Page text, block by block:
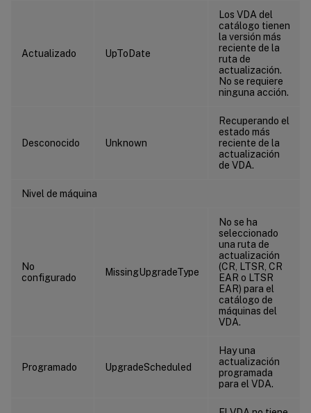
Actualizado UpToDate
Los VDA del
catálogo tienen
la versión más
reciente de la
ruta de
actualización.
No se requiere
ninguna acción.
Desconocido Unknown
Recuperando el
estado más
reciente de la
actualización
de VDA.
Nivel de máquina
No
configurado
MissingUpgradeType
No se ha
seleccionado
una ruta de
actualización
(CR, LTSR, CR
EAR o LTSR
EAR) para el
catálogo de
máquinas del
VDA.
Programado UpgradeScheduled
Hay una
actualización
programada
para el VDA.